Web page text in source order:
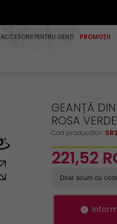
ACCESORII PENTRU GENȚI PROMOȚII
GEANȚĂ
ROSA
Cod producător:
221,52